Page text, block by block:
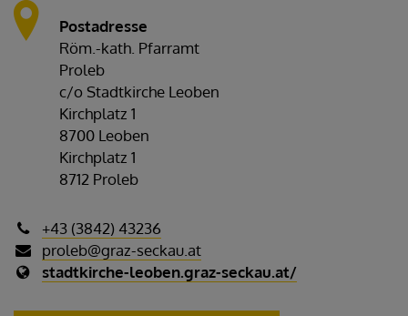
Postadresse
Röm.-kath. Pfarramt
Proleb
c/o Stadtkirche Leoben
Kirchplatz 1
8700 Leoben
Kirchplatz 1
8712 Proleb
+43 (3842) 43236
proleb@graz-seckau.at
stadtkirche-leoben.graz-seckau.at/